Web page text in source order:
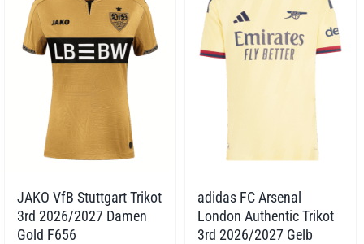
JAKO VfB Stuttgart Trikot
3rd 2026/2027 Damen
Gold F656
adidas FC Arsenal
London Authentic Trikot
3rd 2026/2027 Gelb